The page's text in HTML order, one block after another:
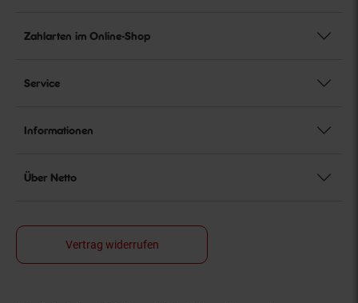
Zahlarten im Online-Shop
Service
Informationen
Über Netto
Vertrag widerrufen